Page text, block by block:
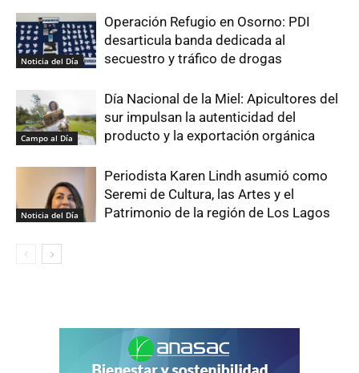
Noticia del Día
Operación Refugio en Osorno: PDI
desarticula banda dedicada al
secuestro y tráfico de drogas
Campo al Día
Día Nacional de la Miel: Apicultores del
sur impulsan la autenticidad del
producto y la exportación orgánica
Noticia del Día
Periodista Karen Lindh asumió como
Seremi de Cultura, las Artes y el
Patrimonio de la región de Los Lagos